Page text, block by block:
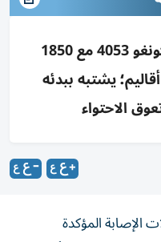
تجاوزت إصابات إيبولا بالكونغو 4053 مع 1850
يشتبه ببدئه
الاحتواء
المؤكدة